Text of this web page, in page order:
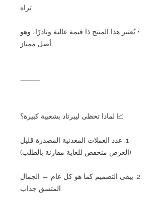
تراه
• يُعتبر هذا المنتج ذا قيمة عالية ونادرًا، وهو
أصل ممتاز
⸻
📈 لماذا تحظى ليبرتاد بشعبية كبيرة؟
1. عدد العملات المعدنية المصدرة قليل
(العرض منخفض للغاية مقارنة بالطلب)
2. يبقى التصميم كما هو كل عام ← الجمال
المتسق جذاب